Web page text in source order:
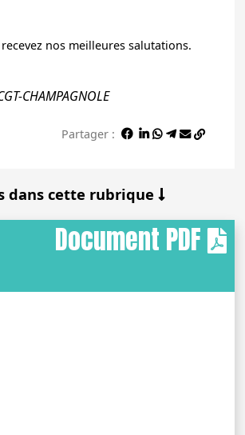
recevez nos meilleures salutations.
CHAMPAGNOLE
Partager :
dans cette rubrique
Document PDF